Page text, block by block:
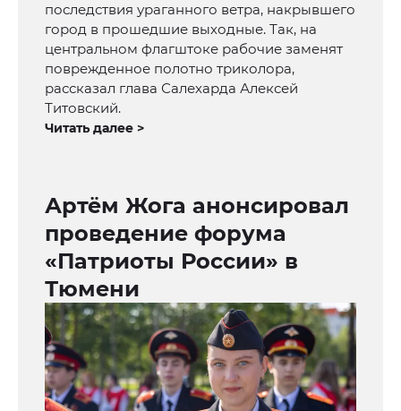
последствия ураганного ветра, накрывшего
город в прошедшие выходные. Так, на
центральном флагштоке рабочие заменят
поврежденное полотно триколора,
рассказал глава Салехарда Алексей
Титовский.
Читать далее >
Артём Жога анонсировал
проведение форума
«Патриоты России» в
Тюмени